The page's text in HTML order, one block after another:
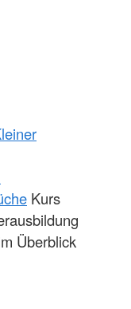
Kurs
Überblick